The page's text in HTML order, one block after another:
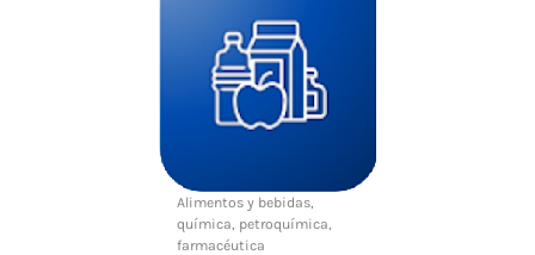
Alimentos y bebidas,
química, petroquímica,
farmacéutica